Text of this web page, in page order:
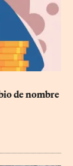
de nombre